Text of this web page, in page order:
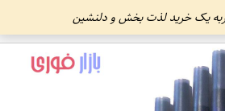
یک خرید لذت بخش و دلنشین